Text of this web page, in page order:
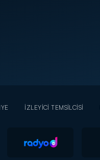
İZLEYİCİ TEMSİLCİSİ